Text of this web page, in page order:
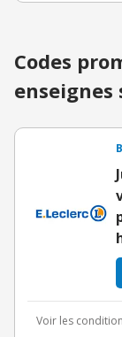
Codes
Voir les